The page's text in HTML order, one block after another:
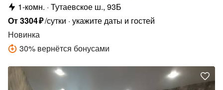
1-комн. Тутаевское ш., 93Б
От3304₽/сутки укажите даты и гостей
Новинка
30% вернётся бонусами